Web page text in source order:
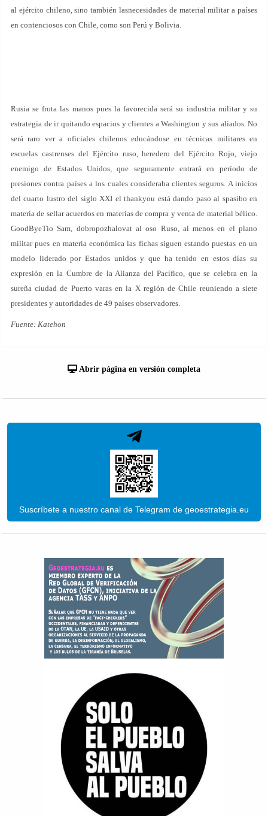
al ejército chileno, sino también lasnecesidades de material militar a países
en contenciosos con Chile, como son Perú y Bolivia.
Rusia se frota las manos pues la favorecida será su industria militar y su
estrategia de ir quitando espacios y clientes a Washington y sus aliados. No
será raro ver a oficiales chilenos educándose en técnicas militares en
escuelas castrenses del Ejército ruso, heredero del Ejército Rojo, viejo
enemigo de Estados Unidos, que seguramente entrará en período de
presiones contra países a los cuales consideraba clientes seguros. A inicios
del cuarto lustro del siglo XXI el thankyou está dando paso al spasibo en
materia de sellar acuerdos en materias de compra y venta de material bélico.
GoodByeTio Sam, dobropozhalovat al oso Ruso, al menos en el plano
militar pues en materia económica las fichas siguen estando puestas en un
modelo liderado por Estados unidos y que ha tenido en estos días su
expresión en la Cumbre de la Alianza del Pacífico, que se celebra en la
sureña ciudad de Puerto varas en la X región de Chile reuniendo a siete
presidentes y autoridades de 49 países observadores.
Fuente: Katehon
Abrir página en versión completa
Suscríbete a nuestro canal de Telegram de geoestrategia.eu